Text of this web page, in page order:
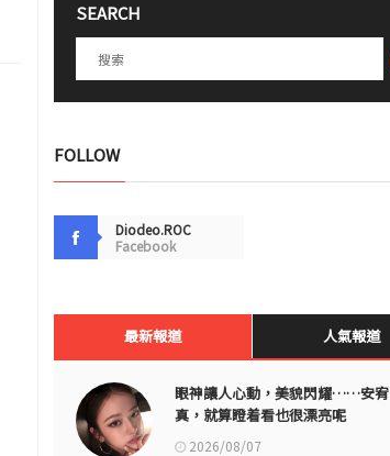
SEARCH
FOLLOW
Diodeo.ROC
Facebook
最新報道 人氣報道
眼神讓人心動，美貌閃耀……安宥
真，就算瞪着看也很漂亮呢
2026/08/07